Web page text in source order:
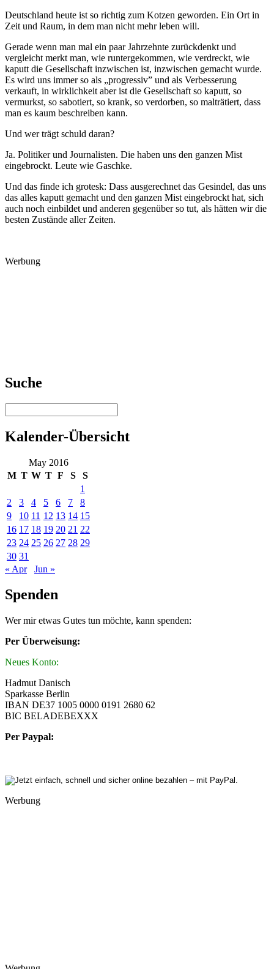
Deutschland heute ist so richtig zum Kotzen geworden. Ein Ort in
Zeit und Raum, in dem man nicht mehr leben will.
Gerade wenn man mal ein paar Jahrzehnte zurückdenkt und
vergleicht merkt man, wie runtergekommen, wie verdreckt, wie
kaputt die Gesellschaft inzwischen ist, inzwischen gemacht wurde.
Es wird uns immer so als „progressiv” und als Verbesserung
verkauft, in wirklichkeit aber ist die Gesellschaft so kaputt, so
vermurkst, so sabotiert, so krank, so verdorben, so malträtiert, dass
man es kaum beschreiben kann.
Und wer trägt schuld daran?
Ja. Politiker und Journalisten. Die haben uns den ganzen Mist
eingebrockt. Leute wie Gaschke.
Und das finde ich grotesk: Dass ausgerechnet das Gesindel, das uns
das alles kaputt gemacht und den ganzen Mist eingebrockt hat, sich
auch noch einbildet und anderen gegenüber so tut, als hätten wir die
besten Zustände aller Zeiten.
Werbung
Suche
Kalender-Übersicht
May 2016
M T W T F S
S
1
2
3 4 5 6 7
8
9
10 11 12 13 14 15
16 17 18 19 20 21 22
23 24 25 26 27 28 29
30 31
« Apr
Jun »
Spenden
Wer mir etwas Gutes tun möchte, kann spenden:
Per Überweisung:
Neues Konto:
Hadmut Danisch
Sparkasse Berlin
IBAN DE37 1005 0000 0191 2680 62
BIC BELADEBEXXX
Per Paypal:
Werbung